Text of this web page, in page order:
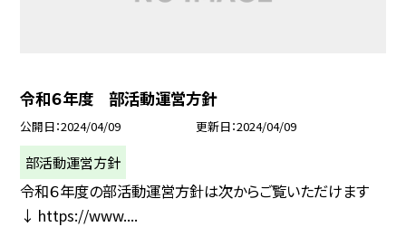
令和６年度 部活動運営方針
公開日 2024/04/09 更新日 2024/04/09
部活動運営方針
令和６年度の部活動運営方針は次からご覧いただけます
↓ https://www....